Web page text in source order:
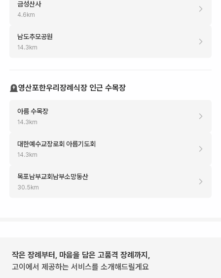
금성산사
4.6 km
남도추모공원
14.3 km
영산포한우리장례식장 인근 수목장
아름 수목장
14.3 km
대한예수교장로회 아름기도회
14.3 km
목포남부교회남부소망동산
30.5 km
작은 장례부터, 마음을 담은 고품격 장례까지,
고이에서 제공하는 서비스를 소개해드릴게요